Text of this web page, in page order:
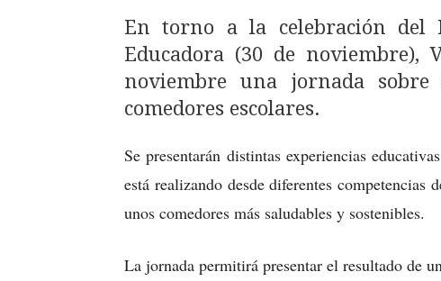
En torno a la celebración del
Educadora (30 de noviembre),
noviembre una jornada
comedores escolares.
Se presentarán distintas experiencias
está realizando desde diferentes
unos comedores más saludables y sostenibles.
La jornada permitirá presentar el resultado de